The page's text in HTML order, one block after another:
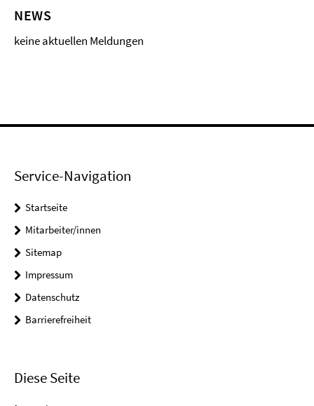
NEWS
keine aktuellen Meldungen
Service-Navigation
Startseite
Mitarbeiter/innen
Sitemap
Impressum
Datenschutz
Barrierefreiheit
Diese Seite